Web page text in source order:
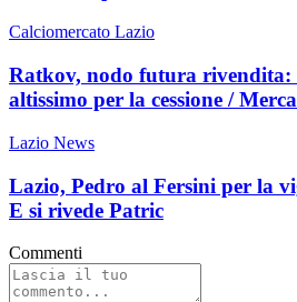
Calciomercato Lazio
Ratkov, nodo futura rivendita:
altissimo per la cessione /
Lazio News
Lazio, Pedro al Fersini per la
E si rivede Patric
Commenti